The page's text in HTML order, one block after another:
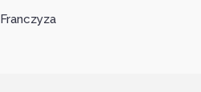
Franczyza